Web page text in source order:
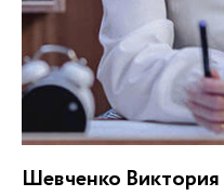
Шевченко